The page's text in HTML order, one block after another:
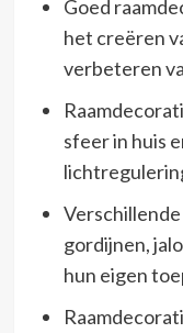
Goed
het creëren
verbeteren
sfeer in huis
gordijnen,
hun eigen